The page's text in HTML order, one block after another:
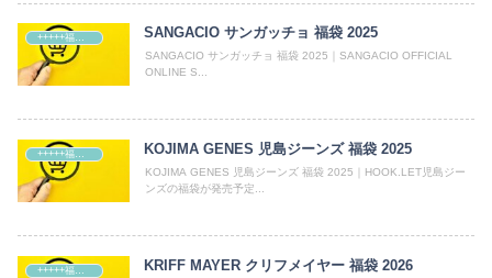
+++++福袋++++++ SANGACIO サンガッチョ 福袋 2025
SANGACIO サンガッチョ 福袋 2025｜SANGACIO OFFICIAL
ONLINE S...
+++++福袋++++++ KOJIMA GENES 児島ジーンズ 福袋 2025
KOJIMA GENES 児島ジーンズ 福袋 2025｜HOOK.LET児島ジー
ンズの福袋が発売予定...
KRIFF MAYER クリフメイヤー 福袋 2026